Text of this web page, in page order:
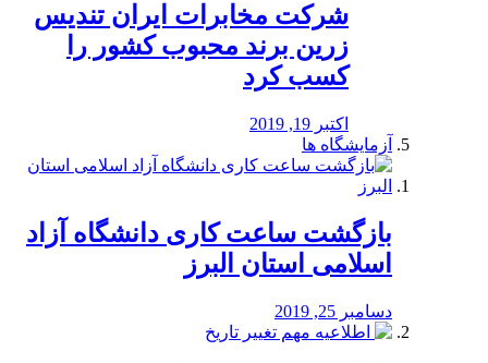
شرکت مخابرات ایران تندیس
زرین برند محبوب کشور را
کسب کرد
اکتبر 19, 2019
آزمایشگاه ها
بازگشت ساعت کاری دانشگاه آزاد
اسلامی استان البرز
دسامبر 25, 2019